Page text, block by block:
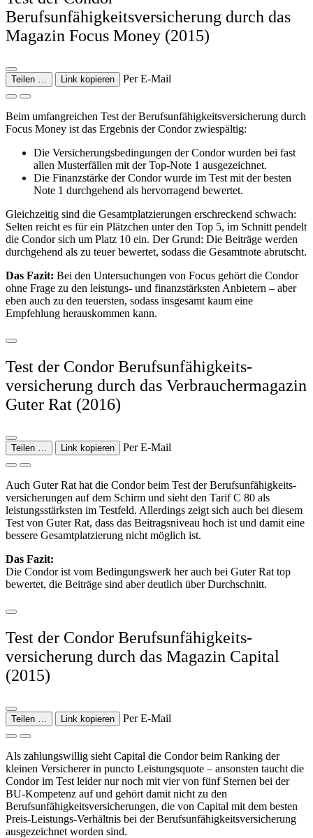
Berufsunfähigkeitsversicherung durch das
Magazin Focus Money (2015)
Teilen … Link kopieren Per E-Mail
Beim umfangreichen Test der Berufsunfähigkeitsversicherung durch
Focus Money ist das Ergebnis der Condor zwiespältig:
Die Versicherungsbedingungen der Condor wurden bei fast
allen Musterfällen mit der Top-Note 1 ausgezeichnet.
Die Finanzstärke der Condor wurde im Test mit der besten
Note 1 durchgehend als hervorragend bewertet.
Gleichzeitig sind die Gesamtplatzierungen erschreckend schwach:
Selten reicht es für ein Plätzchen unter den Top 5, im Schnitt pendelt
die Condor sich um Platz 10 ein. Der Grund: Die Beiträge werden
durchgehend als zu teuer bewertet, sodass die Gesamtnote abrutscht.
Das Fazit: Bei den Untersuchungen von Focus gehört die Condor
ohne Frage zu den leistungs- und finanzstärksten Anbietern – aber
eben auch zu den teuersten, sodass insgesamt kaum eine
Empfehlung herauskommen kann.
Test der Condor Berufsunfähigkeits­
versicherung durch das Verbrauchermagazin
Guter Rat (2016)
Teilen … Link kopieren Per E-Mail
Auch Guter Rat hat die Condor beim Test der Berufsunfähigkeits­
versicherungen auf dem Schirm und sieht den Tarif C 80 als
leistungsstärksten im Testfeld. Allerdings zeigt sich auch bei diesem
Test von Guter Rat, dass das Beitragsniveau hoch ist und damit eine
bessere Gesamtplatzierung nicht möglich ist.
Das Fazit:
Die Condor ist vom Bedingungswerk her auch bei Guter Rat top
bewertet, die Beiträge sind aber deutlich über Durchschnitt.
Test der Condor Berufsunfähigkeits­
versicherung durch das Magazin Capital
(2015)
Teilen … Link kopieren Per E-Mail
Als zahlungswillig sieht Capital die Condor beim Ranking der
kleinen Versicherer in puncto Leistungsquote – ansonsten taucht die
Condor im Test leider nur noch mit vier von fünf Sternen bei der
BU-Kompetenz auf und gehört damit nicht zu den
Berufsunfähigkeitsversicherungen, die von Capital mit dem besten
Preis-Leistungs-Verhältnis bei der Berufsunfähigkeitsversicherung
ausgezeichnet worden sind.